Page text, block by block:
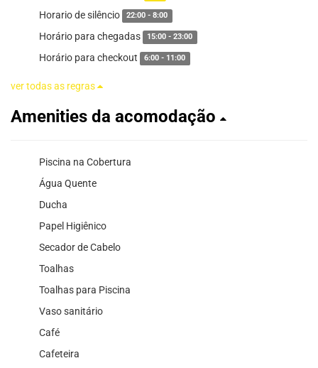
Horario de silêncio 22:00 - 8:00
Horário para chegadas 15:00 - 23:00
Horário para checkout 6:00 - 11:00
ver todas as regras
Amenities da acomodação
Piscina na Cobertura
Água Quente
Ducha
Papel Higiênico
Secador de Cabelo
Toalhas
Toalhas para Piscina
Vaso sanitário
Café
Cafeteira